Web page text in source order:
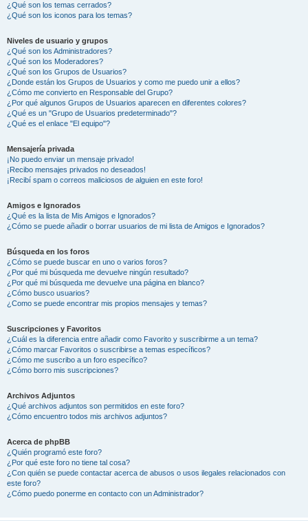
¿Qué son los temas cerrados?
¿Qué son los iconos para los temas?
Niveles de usuario y grupos
¿Qué son los Administradores?
¿Qué son los Moderadores?
¿Qué son los Grupos de Usuarios?
¿Donde están los Grupos de Usuarios y como me puedo unir a ellos?
¿Cómo me convierto en Responsable del Grupo?
¿Por qué algunos Grupos de Usuarios aparecen en diferentes colores?
¿Qué es un "Grupo de Usuarios predeterminado"?
¿Qué es el enlace "El equipo"?
Mensajería privada
¡No puedo enviar un mensaje privado!
¡Recibo mensajes privados no deseados!
¡Recibí spam o correos maliciosos de alguien en este foro!
Amigos e Ignorados
¿Qué es la lista de Mis Amigos e Ignorados?
¿Cómo se puede añadir o borrar usuarios de mi lista de Amigos e Ignorados?
Búsqueda en los foros
¿Cómo se puede buscar en uno o varios foros?
¿Por qué mi búsqueda me devuelve ningún resultado?
¿Por qué mi búsqueda me devuelve una página en blanco?
¿Cómo busco usuarios?
¿Como se puede encontrar mis propios mensajes y temas?
Suscripciones y Favoritos
¿Cuál es la diferencia entre añadir como Favorito y suscribirme a un tema?
¿Cómo marcar Favoritos o suscribirse a temas específicos?
¿Cómo me suscribo a un foro específico?
¿Cómo borro mis suscripciones?
Archivos Adjuntos
¿Qué archivos adjuntos son permitidos en este foro?
¿Cómo encuentro todos mis archivos adjuntos?
Acerca de phpBB
¿Quién programó este foro?
¿Por qué este foro no tiene tal cosa?
¿Con quién se puede contactar acerca de abusos o usos ilegales relacionados con
este foro?
¿Cómo puedo ponerme en contacto con un Administrador?